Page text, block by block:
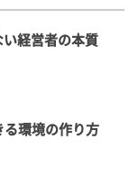
経営者の本質
る環境の作り方